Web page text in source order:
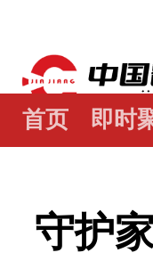
首页 即时
守护